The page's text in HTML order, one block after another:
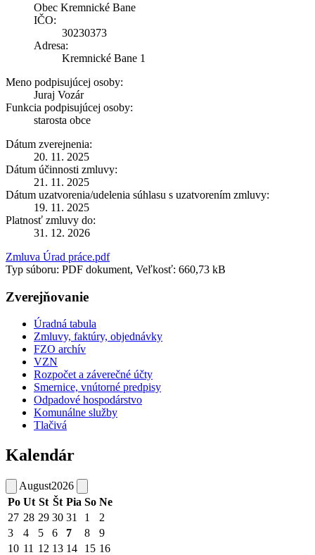
Obec Kremnické Bane
IČO:
30230373
Adresa:
Kremnické Bane 1
Meno podpisujúcej osoby:
Juraj Vozár
Funkcia podpisujúcej osoby:
starosta obce
Dátum zverejnenia:
20. 11. 2025
Dátum účinnosti zmluvy:
21. 11. 2025
Dátum uzatvorenia/udelenia súhlasu s uzatvorením zmluvy:
19. 11. 2025
Platnosť zmluvy do:
31. 12. 2026
Zmluva Úrad práce.pdf
Typ súboru: PDF dokument, Veľkosť: 660,73 kB
Zverejňovanie
Úradná tabula
Zmluvy, faktúry, objednávky
FZO archív
VZN
Rozpočet a záverečné účty
Smernice, vnútorné predpisy
Odpadové hospodárstvo
Komunálne služby
Tlačivá
Kalendár
August2026
Po Ut St Št Pia So Ne
27 28 29 30 31 1
2
3
4 5 6 7 8
9
10 11 12 13 14 15 16